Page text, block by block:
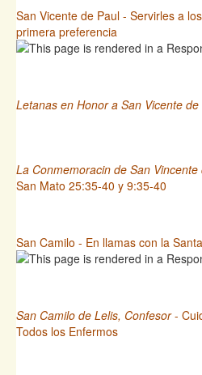
San Vicente de Paul - Servirles a
primera preferencia
Letanas en Honor a San Vicente de
La Conmemoracin de San Vincente
San Mato 25:35-40 y 9:35-40
San Camilo - En llamas con la
San Camilo de Lelis, Confesor-
Todos los Enfermos